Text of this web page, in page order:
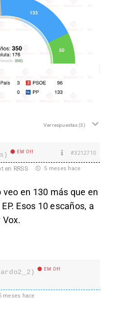
Ver respuestas(3)
EM Off #3212710
en RRSS 5 meses hace
veo en 130 más que en
Esos 10 escaños, a
Vox.
EM Off
meses hace